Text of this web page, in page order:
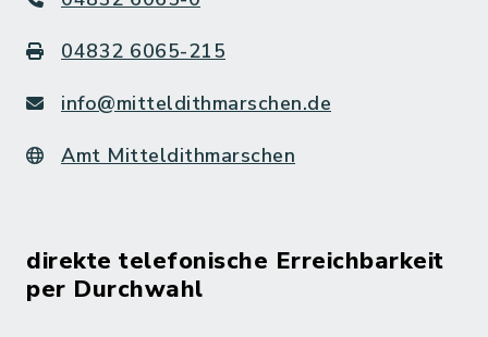
04832 6065-215
info@mitteldithmarschen.de
Amt Mitteldithmarschen
direkte telefonische Erreichbarkeit
per Durchwahl